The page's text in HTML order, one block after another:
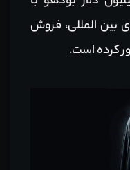
بین المللی، فروش